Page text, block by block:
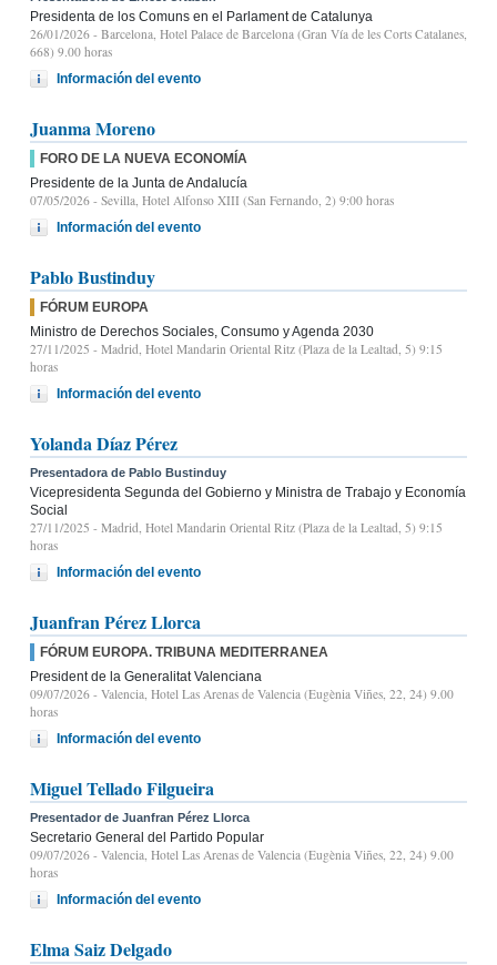
Presidenta de los Comuns en el Parlament de Catalunya
26/01/2026 - Barcelona, Hotel Palace de Barcelona (Gran Vía de les Corts Catalanes,
668) 9.00 horas
Información del evento
Juanma Moreno
FORO DE LA NUEVA ECONOMÍA
Presidente de la Junta de Andalucía
07/05/2026 - Sevilla, Hotel Alfonso XIII (San Fernando, 2) 9:00 horas
Información del evento
Pablo Bustinduy
FÓRUM EUROPA
Ministro de Derechos Sociales, Consumo y Agenda 2030
27/11/2025 - Madrid, Hotel Mandarin Oriental Ritz (Plaza de la Lealtad, 5) 9:15
horas
Información del evento
Yolanda Díaz Pérez
Presentadora de Pablo Bustinduy
Vicepresidenta Segunda del Gobierno y Ministra de Trabajo y Economía
Social
27/11/2025 - Madrid, Hotel Mandarin Oriental Ritz (Plaza de la Lealtad, 5) 9:15
horas
Información del evento
Juanfran Pérez Llorca
FÓRUM EUROPA. TRIBUNA MEDITERRANEA
President de la Generalitat Valenciana
09/07/2026 - Valencia, Hotel Las Arenas de Valencia (Eugènia Viñes, 22, 24) 9.00
horas
Información del evento
Miguel Tellado Filgueira
Presentador de Juanfran Pérez Llorca
Secretario General del Partido Popular
09/07/2026 - Valencia, Hotel Las Arenas de Valencia (Eugènia Viñes, 22, 24) 9.00
horas
Información del evento
Elma Saiz Delgado